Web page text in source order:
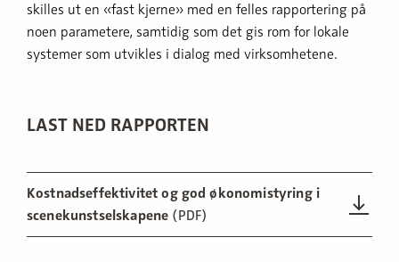
skilles ut en «fast kjerne» med en felles rapportering på
noen parametere, samtidig som det gis rom for lokale
systemer som utvikles i dialog med virksomhetene.
LAST NED RAPPORTEN
Kostnadseffektivitet og god økonomistyring i
scenekunstselskapene (PDF)